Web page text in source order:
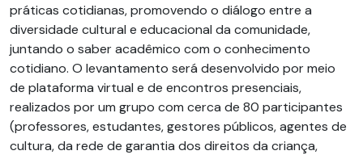
práticas cotidianas, promovendo o diálogo entre a
diversidade cultural e educacional da comunidade,
juntando o saber acadêmico com o conhecimento
cotidiano. O levantamento será desenvolvido por meio
de plataforma virtual e de encontros presenciais,
realizados por um grupo com cerca de 80 participantes
(professores, estudantes, gestores públicos, agentes de
cultura, da rede de garantia dos direitos da criança,